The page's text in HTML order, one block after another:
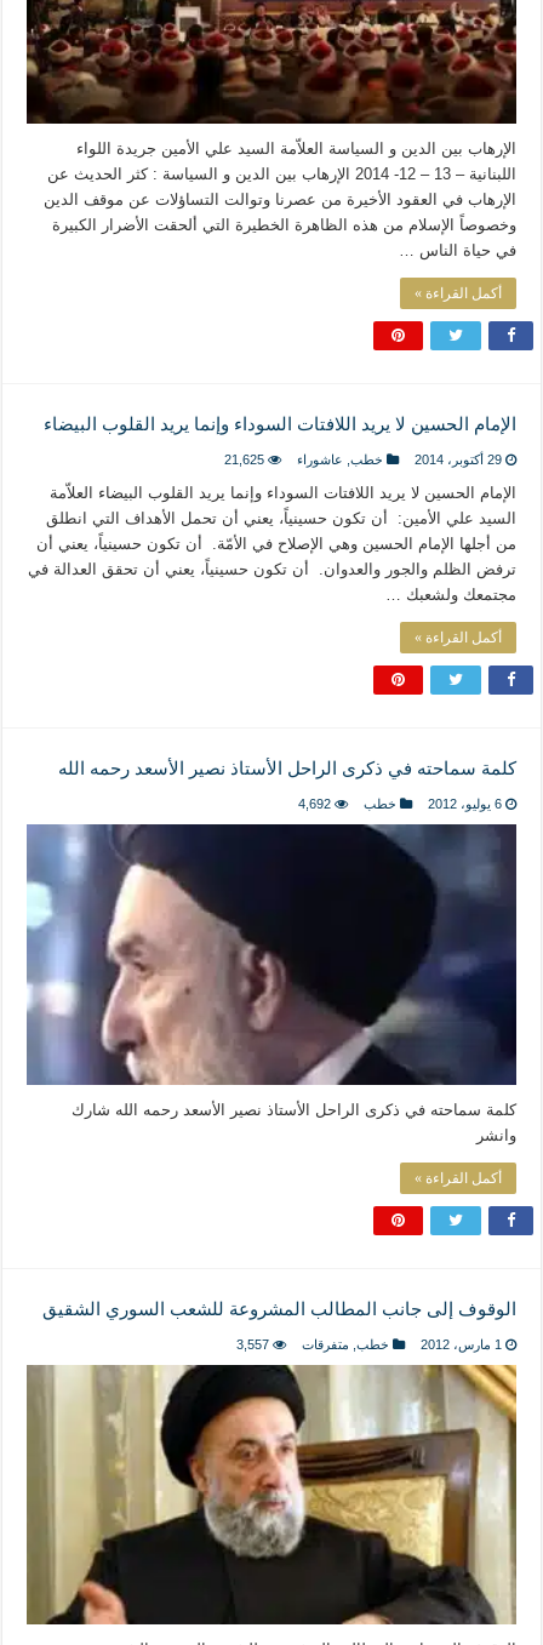
الإرهاب بين الدين و السياسة العلاّمة السيد علي الأمين جريدة اللواء
اللبنانية – 13 – 12- 2014 الإرهاب بين الدين و السياسة : كثر الحديث عن
الإرهاب في العقود الأخيرة من عصرنا وتوالت التساؤلات عن موقف الدين
وخصوصاً الإسلام من هذه الظاهرة ​الخطيرة التي ألحقت الأضرار الكبيرة
في حياة الناس …
أكمل القراءة »
الإمام الحسين لا يريد اللافتات السوداء وإنما يريد القلوب البيضاء
29 أكتوبر، 2014 خطب, عاشوراء 21,625
الإمام الحسين لا يريد اللافتات السوداء وإنما يريد القلوب البيضاء العلاّمة
السيد علي الأمين: أن تكون حسينياً، يعني أن تحمل الأهداف التي انطلق
من أجلها الإمام الحسين وهي الإصلاح في الأمّة. أن تكون حسينياً، يعني أن
ترفض الظلم والجور والعدوان. أن تكون حسينياً، يعني أن تحقق العدالة في
مجتمعك ولشعبك …
أكمل القراءة »
كلمة سماحته في ذكرى الراحل الأستاذ نصير الأسعد رحمه الله
6 يوليو، 2012 خطب 4,692
كلمة سماحته في ذكرى الراحل الأستاذ نصير الأسعد رحمه الله شارك
وانشر
أكمل القراءة »
الوقوف إلى جانب المطالب المشروعة للشعب السوري الشقيق
1 مارس، 2012 خطب, متفرقات 3,557